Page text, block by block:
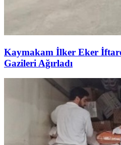
Kaymakam İlker Eker
Gazileri Ağırladı